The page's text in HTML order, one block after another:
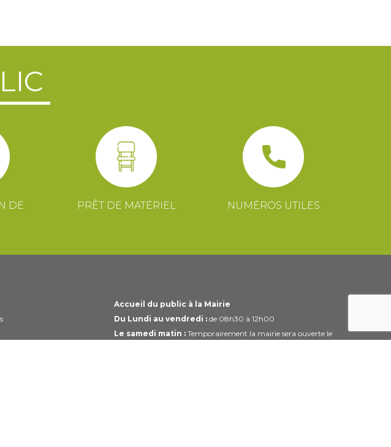
DE
PRÊT DE MATÉRIEL NUMÉROS UTILES
Accueil du public à la Mairie
Du Lundi au vendredi :de 08h30 à 12h00
Le samedi matin :Temporairement la mairie sera ouverte le